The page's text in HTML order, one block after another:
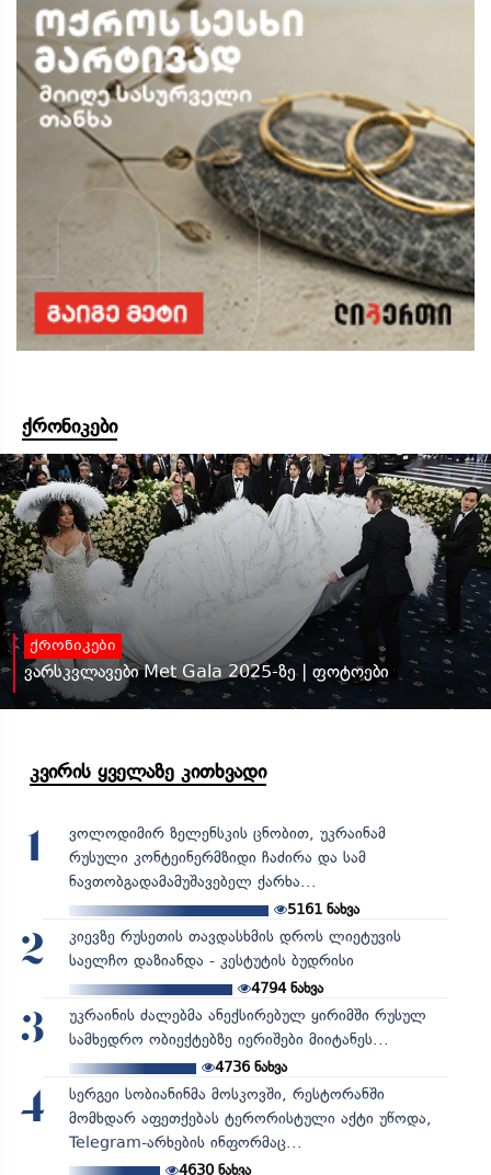
ქრონიკები
ქრონიკები
ვარსკვლავები Met Gala 2025-ზე | ფოტოები
კვირის ყველაზე კითხვადი
1
ვოლოდიმირ ზელენსკის ცნობით, უკრაინამ
რუსული კონტეინერმზიდი ჩაძირა და სამ
ნავთობგადამამუშავებელ ქარხა...
5161 ნახვა
2
კიევზე რუსეთის თავდასხმის დროს ლიეტუვის
საელჩო დაზიანდა - კესტუტის ბუდრისი
4794ნახვა
3
უკრაინის ძალებმა ანექსირებულ ყირიმში რუსულ
სამხედრო ობიექტებზე იერიშები მიიტანეს...
4736ნახვა
4
სერგეი სობიანინმა მოსკოვში, რესტორანში
მომხდარ აფეთქებას ტერორისტული აქტი უწოდა,
Telegram-არხების ინფორმაც...
4630ნახვა